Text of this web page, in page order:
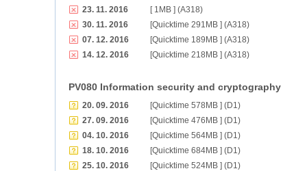
23. 11. 2016
[ 1MB ] (A318)
30. 11. 2016
[Quicktime 291MB ] (A318)
07. 12. 2016
[Quicktime 189MB ] (A318)
14. 12. 2016
[Quicktime 218MB ] (A318)
PV080 Information security and cryptography
20. 09. 2016
[Quicktime 578MB ] (D1)
27. 09. 2016
[Quicktime 476MB ] (D1)
04. 10. 2016
[Quicktime 564MB ] (D1)
18. 10. 2016
[Quicktime 684MB ] (D1)
25. 10. 2016
[Quicktime 524MB ] (D1)